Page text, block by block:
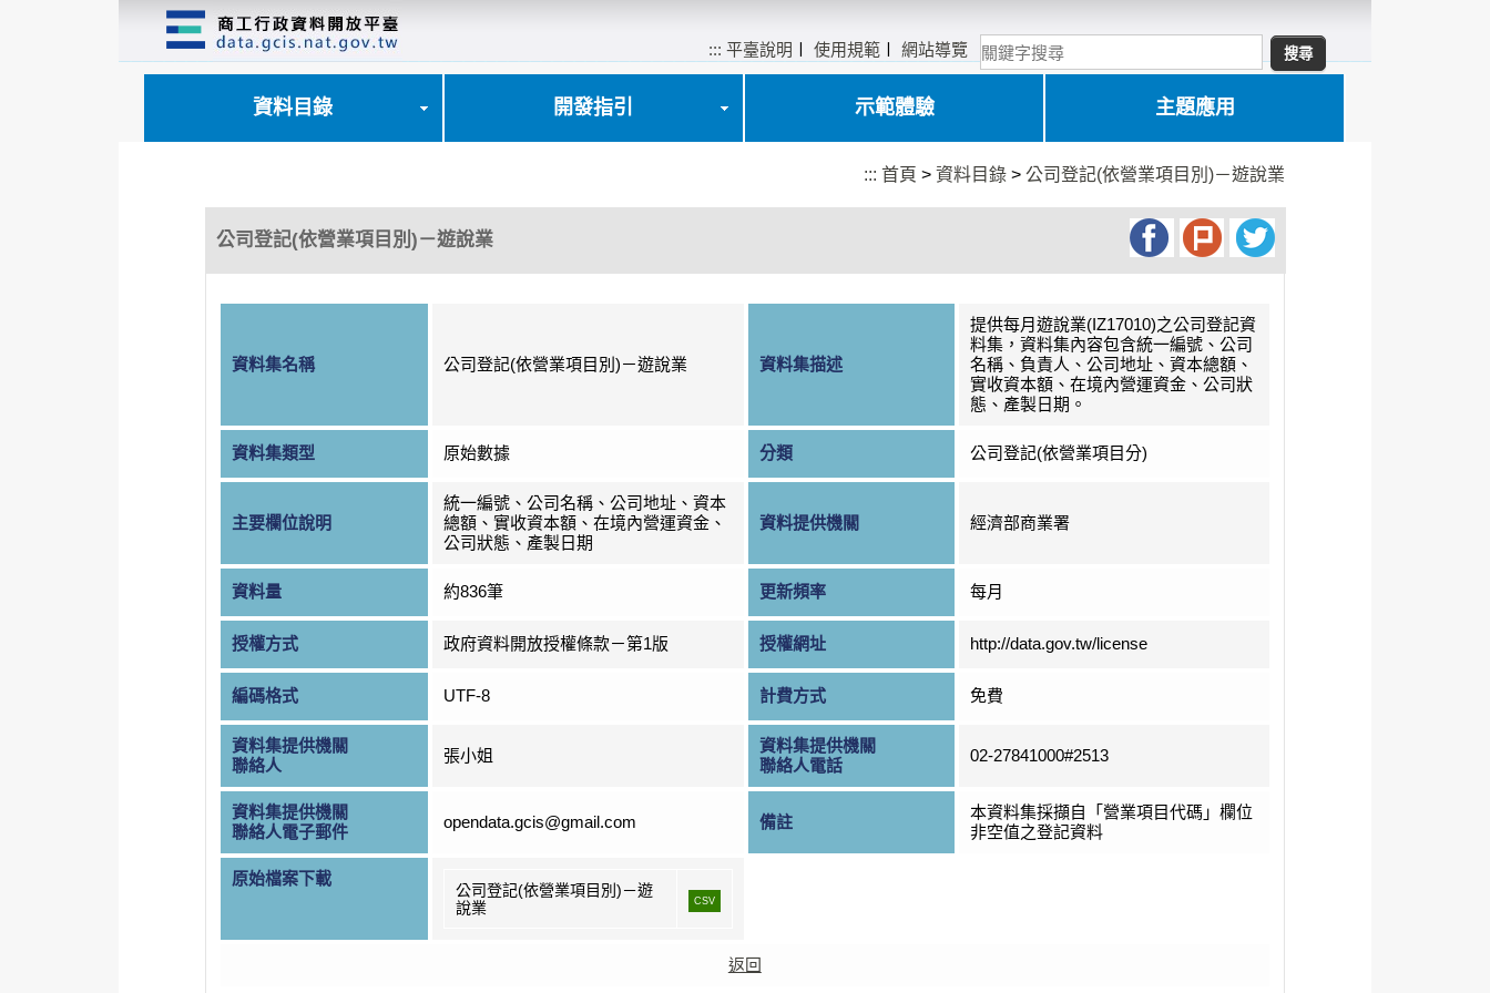
::: 平臺說明 〡使用規範 〡網站導覽
資料目錄 開發指引 示範體驗 主題應用
::: 首頁 >資料目錄 >公司登記(依營業項目別)－遊說業
公司登記(依營業項目別)－遊說業
資料集名稱 公司登記(依營業項目別)－遊說業 資料集描述
提供每月遊說業(IZ17010)之公司登記資
料集，資料集內容包含統一編號、公司
名稱、負責人、公司地址、資本總額、
實收資本額、在境內營運資金、公司狀
態、產製日期。
資料集類型 原始數據 分類 公司登記(依營業項目分)
主要欄位說明
統一編號、公司名稱、公司地址、資本
總額、實收資本額、在境內營運資金、
公司狀態、產製日期
資料提供機關 經濟部商業署
資料量 約836筆 更新頻率 每月
授權方式 政府資料開放授權條款－第1版 授權網址 http://data.gov.tw/license
編碼格式 UTF-8 計費方式 免費
資料集提供機關
聯絡人
張小姐
資料集提供機關
聯絡人電話
02-27841000#2513
資料集提供機關
聯絡人電子郵件
opendata.gcis@gmail.com 備註
本資料集採擷自「營業項目代碼」欄位
非空值之登記資料
原始檔案下載
公司登記(依營業項目別)－遊
說業
CSV
返回